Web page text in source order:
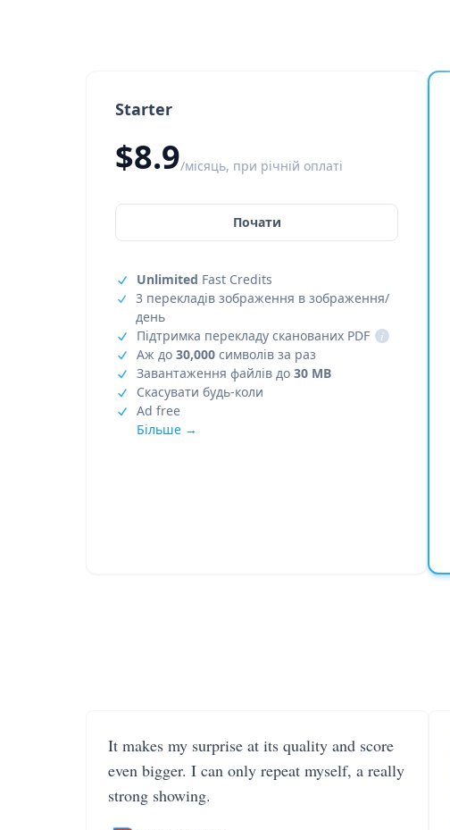
Starter
$8.9/місяць, при річній оплаті
Почати
Unlimited Fast Credits
3 перекладів зображення в зображення/
день
Підтримка перекладу сканованих PDF
i
Аж до 30,000 символів за раз
Завантаження файлів до 30 MB
Скасувати будь-коли
Ad free
Більше →
It makes my surprise at its quality and score
even bigger. I can only repeat myself, a really
strong showing.